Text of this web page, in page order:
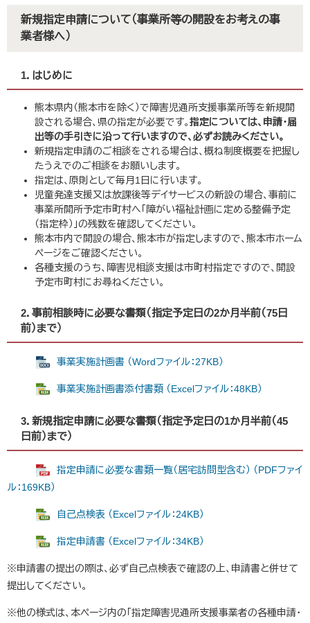
新規指定申請について（事業所等の開設をお考えの事
業者様へ）
1．はじめに
熊本県内（熊本市を除く）で障害児通所支援事業所等を新規開
設される場合、県の指定が必要です。指定については、申請・届
出等の手引きに沿って行いますので、必ずお読みください。
新規指定申請のご相談をされる場合は、概ね制度概要を把握し
たうえでのご相談をお願いします。
指定は、原則として毎月1日に行います。
児童発達支援又は放課後等デイサービスの新設の場合、事前に
事業所開所予定市町村へ「障がい福祉計画に定める整備予定
（指定枠）」の残数を確認してください。
熊本市内で開設の場合、熊本市が指定しますので、熊本市ホーム
ページをご確認ください。
各種支援のうち、障害児相談支援は市町村指定ですので、開設
予定市町村にお尋ねください。
2．事前相談時に必要な書類（指定予定日の2か月半前（75日
前）まで）
事業実施計画書 （Wordファイル：27KB）
事業実施計画書添付書類 （Excelファイル：48KB）
3．新規指定申請に必要な書類（指定予定日の1か月半前（45
日前）まで）
指定申請に必要な書類一覧（居宅訪問型含む） （PDFファイ
ル：169KB）
自己点検表 （Excelファイル：24KB）
指定申請書 （Excelファイル：34KB）
※申請書の提出の際は、必ず自己点検表で確認の上、申請書と併せて
提出してください。
※他の様式は、本ページ内の「指定障害児通所支援事業者の各種申請・